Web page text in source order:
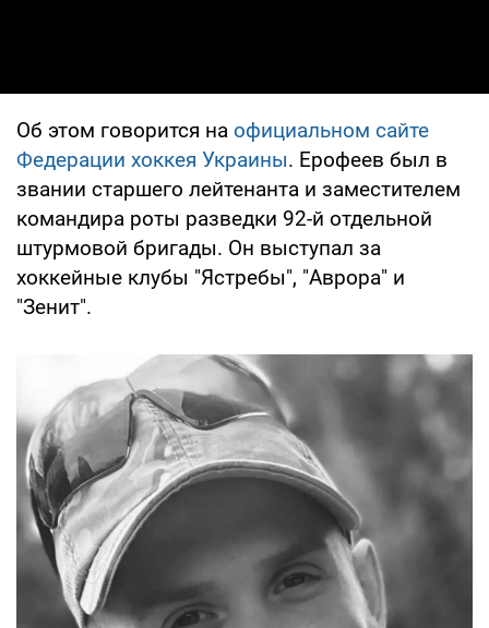
Об этом говорится на официальном сайте
Федерации хоккея Украины. Ерофеев был в
звании старшего лейтенанта и заместителем
командира роты разведки 92-й отдельной
штурмовой бригады. Он выступал за
хоккейные клубы "Ястребы", "Аврора" и
"Зенит".